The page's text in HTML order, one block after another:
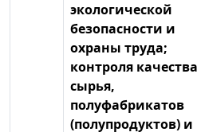
экологической
безопасности и
охраны труда;
контроля качества
сырья,
полуфабрикатов
(полупродуктов) и